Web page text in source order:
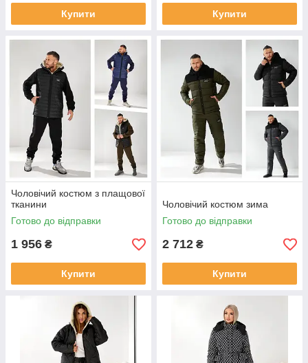
Купити Купити
Чоловічий костюм з плащової
тканини
Готово до відправки
1 956 ₴
Купити
Чоловічий костюм зима
Готово до відправки
2 712 ₴
Купити